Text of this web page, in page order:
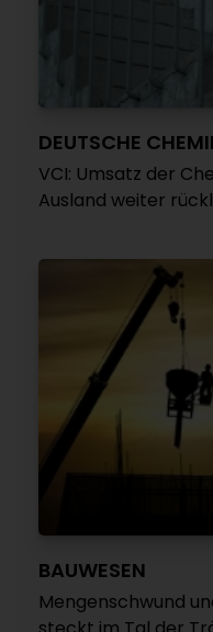
DEUTSCHE
VCI: Umsatz der
Ausland weiter
BAUWESEN
Mengenschwund